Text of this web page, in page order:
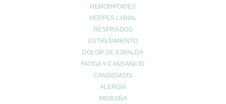
HEMORROIDES
HERPES LABIAL
RESFRIADOS
ESTREÑIMIENTO
DOLOR DE ESPALDA
FATIGA Y CANSANCIO
CANDIDIASIS
ALERGIA
MIGRAÑA